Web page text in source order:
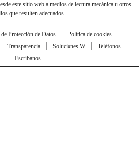
este sitio web a medios de lectura mecánica u otros
que resulten adecuados.
Protección de Datos
Política de cookies
Transparencia Soluciones W
Teléfonos
Escríbanos